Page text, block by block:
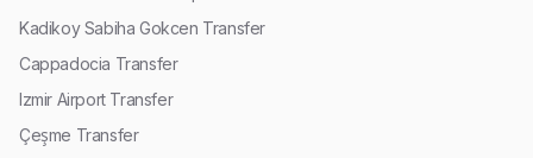
Kadikoy Sabiha Gokcen Transfer
Cappadocia Transfer
Izmir Airport Transfer
Çeşme Transfer